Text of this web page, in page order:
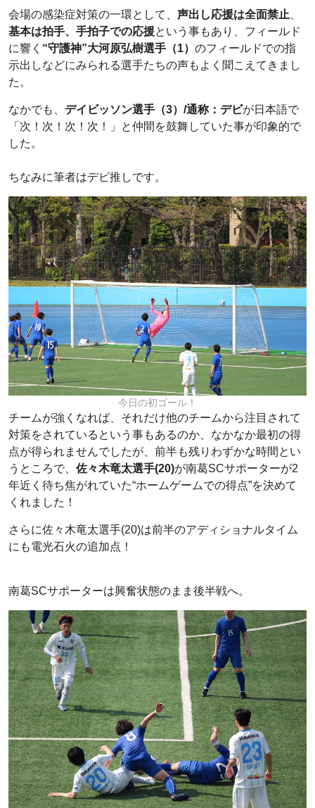
会場の感染症対策の一環として、 声出し応援は全面禁止、
基本は拍手、手拍子での応援という事もあり、フィールド
に響く “守護神”大河原弘樹選手（1） のフィールドでの指
示出しなどにみられる選手たちの声もよく聞こえてきまし
た。
なかでも、 デイビッソン選手（3）/通称：デビが日本語で
「次！次！次！次！」と仲間を鼓舞していた事が印象的で
した。
ちなみに筆者はデビ推しです。
今日の初ゴール！
チームが強くなれば、それだけ他のチームから注目されて
対策をされているという事もあるのか、なかなか最初の得
点が得られませんでしたが、前半も残りわずかな時間とい
うところで、 佐々木竜太選手(20)が南葛SCサポーターが2
年近く待ち焦がれていた“ホームゲームでの得点”を決めて
くれました！
さらに佐々木竜太選手(20)は前半のアディショナルタイム
にも電光石火の追加点！
南葛SCサポーターは興奮状態のまま後半戦へ。